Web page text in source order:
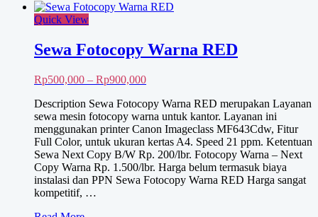
Quick View
Sewa Fotocopy Warna RED
Rp500,000 – Rp900,000Rentang
Rp500,000
hingga
Rp900,000
Description Sewa Fotocopy Warna RED merupakan Layanan
sewa mesin fotocopy warna untuk kantor. Layanan ini
menggunakan printer Canon Imageclass MF643Cdw, Fitur
Full Color, untuk ukuran kertas A4. Speed 21 ppm. Ketentuan
Sewa Next Copy B/W Rp. 200/lbr. Fotocopy Warna – Next
Copy Warna Rp. 1.500/lbr. Harga belum termasuk biaya
instalasi dan PPN Sewa Fotocopy Warna RED Harga sangat
kompetitif, …